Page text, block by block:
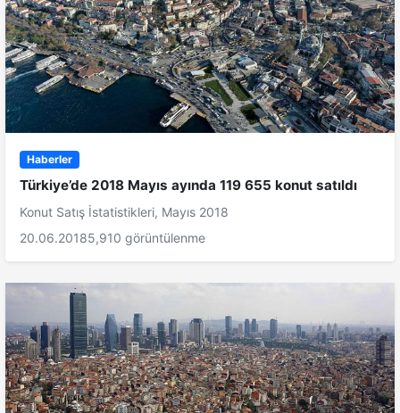
Haberler
Türkiye’de 2018 Mayıs ayında 119 655 konut satıldı
Konut Satış İstatistikleri, Mayıs 2018
20.06.20185,910 görüntülenme